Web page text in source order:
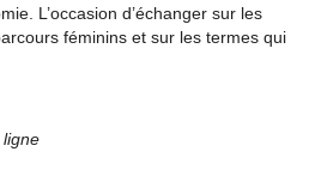
L’occasion d’échanger sur les
féminins et sur les termes qui
ligne